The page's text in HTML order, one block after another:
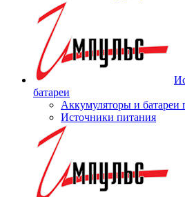
батареи
Аккумуляторы и батареи
Источники питания